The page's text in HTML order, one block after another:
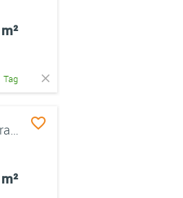
Tag
1 Zimmer-Appartement Möbliert in Regensburg Zentral Studenten Appartement Innenstadt Schöne Wohnung mit Küchenzeile Kühlschrank Bett Tisch Stuhl und Bad mit Tiefgaragenstellplatz möbliert Studentenwohnanlage